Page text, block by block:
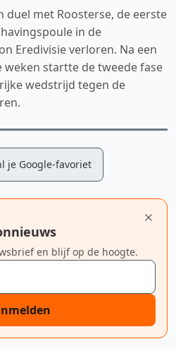
duel met Roosterse, de eerste
in de
Eredivisie verloren. Na een
startte de tweede fase
wedstrijd tegen de
je Google-favoriet
en blijf op de hoogte.